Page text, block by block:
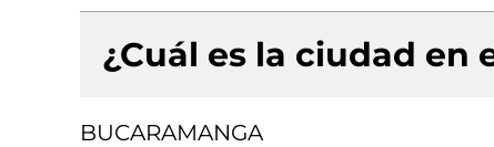
¿Cuál es la ciudad en
BUCARAMANGA